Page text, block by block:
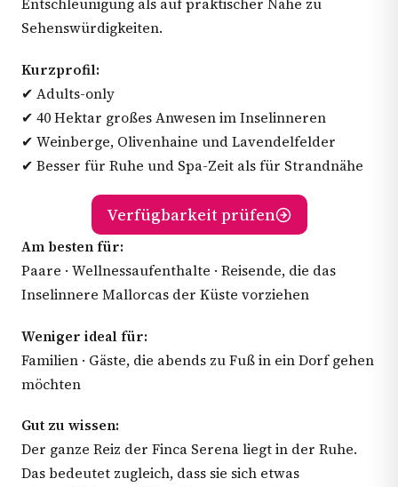
Entschleunigung als auf praktischer Nähe zu
Sehenswürdigkeiten.
Kurzprofil:
✔ Adults-only
✔ 40 Hektar großes Anwesen im Inselinneren
✔ Weinberge, Olivenhaine und Lavendelfelder
✔ Besser für Ruhe und Spa-Zeit als für Strandnähe
Verfügbarkeit prüfen
Am besten für:
Paare · Wellnessaufenthalte · Reisende, die das
Inselinnere Mallorcas der Küste vorziehen
Weniger ideal für:
Familien · Gäste, die abends zu Fuß in ein Dorf gehen
möchten
Gut zu wissen:
Der ganze Reiz der Finca Serena liegt in der Ruhe.
Das bedeutet zugleich, dass sie sich etwas